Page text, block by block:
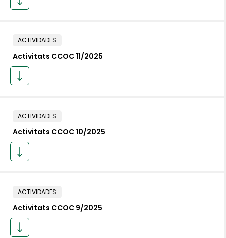
ACTIVIDADES
Activitats CCOC 11/2025
ACTIVIDADES
Activitats CCOC 10/2025
ACTIVIDADES
Activitats CCOC 9/2025